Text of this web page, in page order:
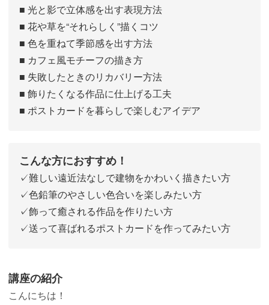
■ 光と影で立体感を出す表現方法
■ 花や草を“それらしく”描くコツ
■ 色を重ねて季節感を出す方法
■ カフェ風モチーフの描き方
■ 失敗したときのリカバリー方法
■ 飾りたくなる作品に仕上げる工夫
■ ポストカードを暮らしで楽しむアイデア
こんな方におすすめ！
✓難しい遠近法なしで建物をかわいく描きたい方
✓色鉛筆のやさしい色合いを楽しみたい方
✓飾って癒される作品を作りたい方
✓送って喜ばれるポストカードを作ってみたい方
講座の紹介
こんにちは！